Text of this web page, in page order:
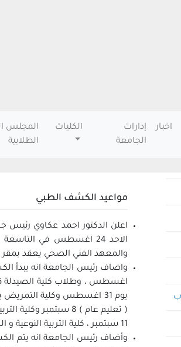
اخبار
إدارات
الجامعة
الكليات
المجلس
الطلابية
مواعيد الكشف الطبي
الاحد 24 اغسطس في
والمعهد الفني الصحي يعقد بمقر
11 سبتمبر ، كلية التربية النوعية و المعهد الفني للتمريض 14 سبتمبر ،كلية الآداب ( طالبات ) 15 سبتمبر ، كلية الآداب (طلبة ) 16 سبتمبر